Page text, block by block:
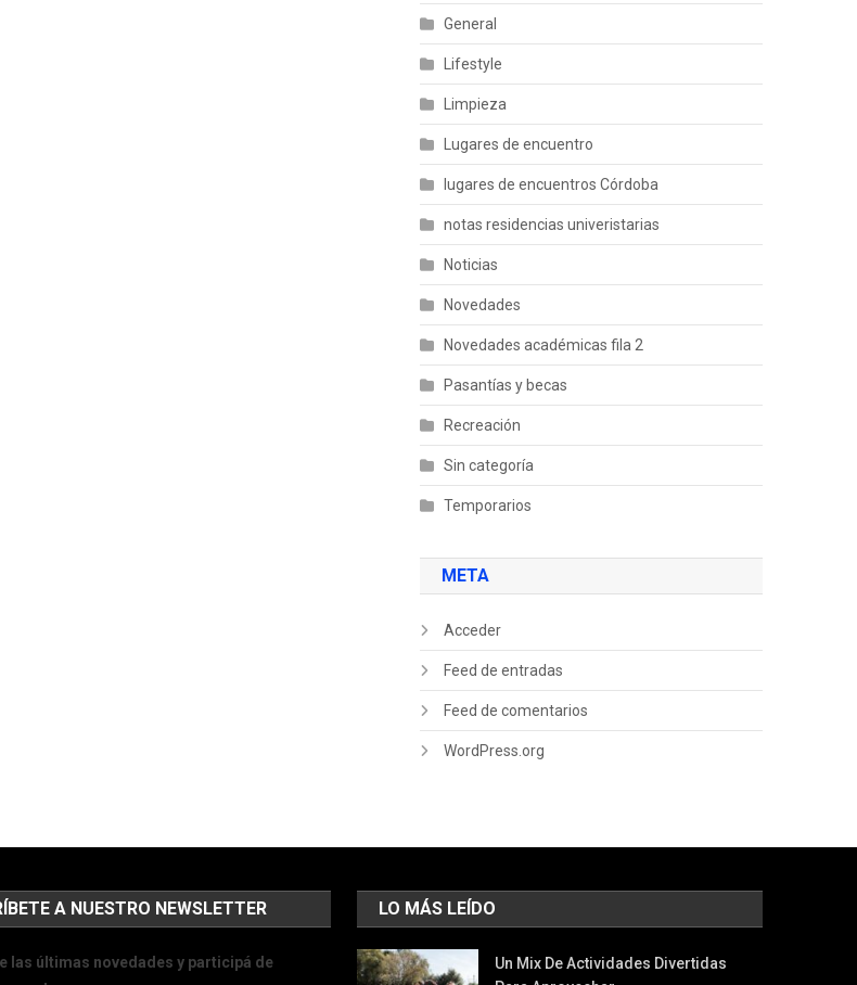
General
Lifestyle
Limpieza
Lugares de encuentro
lugares de encuentros Córdoba
notas residencias univeristarias
Noticias
Novedades
Novedades académicas fila 2
Pasantías y becas
Recreación
Sin categoría
Temporarios
META
Acceder
Feed de entradas
Feed de comentarios
WordPress.org
A NUESTRO NEWSLETTER
las últimas novedades y participá de
LO MÁS LEÍDO
Un Mix De Actividades Divertidas